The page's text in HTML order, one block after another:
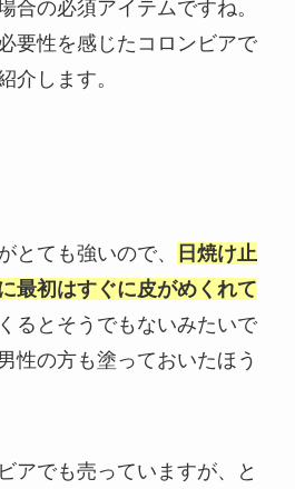
合の必須アイテムですね。
要性を感じたコロンビアで
介します。
とても強いので、
日焼け止
最初はすぐに皮がめくれて
るとそうでもないみたいで
性の方も塗っておいたほう
アでも売っていますが、と